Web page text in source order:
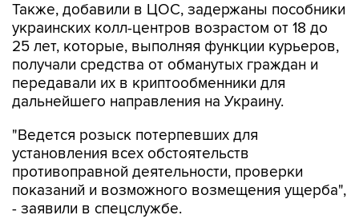
Также, добавили в ЦОС, задержаны пособники
украинских колл-центров возрастом от 18 до
25 лет, которые, выполняя функции курьеров,
получали средства от обманутых граждан и
передавали их в криптообменники для
дальнейшего направления на Украину.
"Ведется розыск потерпевших для
установления всех обстоятельств
противоправной деятельности, проверки
показаний и возможного возмещения ущерба",
- заявили в спецслужбе.